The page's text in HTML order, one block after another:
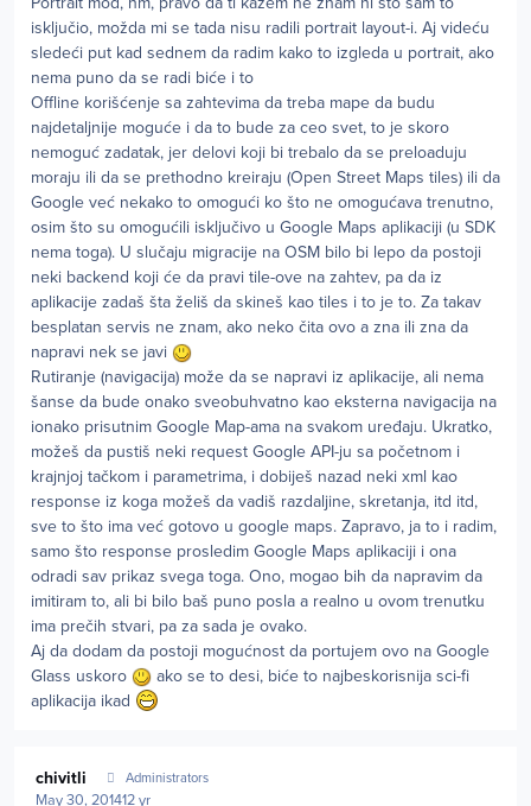
isključio, možda mi se tada nisu radili portrait layout-i. Aj videću
sledeći put kad sednem da radim kako to izgleda u portrait, ako
nema puno da se radi biće i to
Offline korišćenje sa zahtevima da treba mape da budu
najdetaljnije moguće i da to bude za ceo svet, to je skoro
nemoguć zadatak, jer delovi koji bi trebalo da se preloaduju
moraju ili da se prethodno kreiraju (Open Street Maps tiles) ili da
Google već nekako to omogući ko što ne omogućava trenutno,
osim što su omogućili isključivo u Google Maps aplikaciji (u SDK
nema toga). U slučaju migracije na OSM bilo bi lepo da postoji
neki backend koji će da pravi tile-ove na zahtev, pa da iz
aplikacije zadaš šta želiš da skineš kao tiles i to je to. Za takav
besplatan servis ne znam, ako neko čita ovo a zna ili zna da
napravi nek se javi
Rutiranje (navigacija) može da se napravi iz aplikacije, ali nema
šanse da bude onako sveobuhvatno kao eksterna navigacija na
ionako prisutnim Google Map-ama na svakom uređaju. Ukratko,
možeš da pustiš neki request Google API-ju sa početnom i
krajnjoj tačkom i parametrima, i dobiješ nazad neki xml kao
response iz koga možeš da vadiš razdaljine, skretanja, itd itd,
sve to što ima već gotovo u google maps. Zapravo, ja to i radim,
samo što response prosledim Google Maps aplikaciji i ona
odradi sav prikaz svega toga. Ono, mogao bih da napravim da
imitiram to, ali bi bilo baš puno posla a realno u ovom trenutku
ima prečih stvari, pa za sada je ovako.
Aj da dodam da postoji mogućnost da portujem ovo na Google
Glass uskoro
ako se to desi, biće to najbeskorisnija sci-fi
aplikacija ikad
chivitli Administrators
May 30, 201412 yr